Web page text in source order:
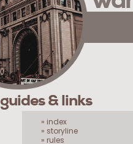
guides & links
» index
» storyline
» rules